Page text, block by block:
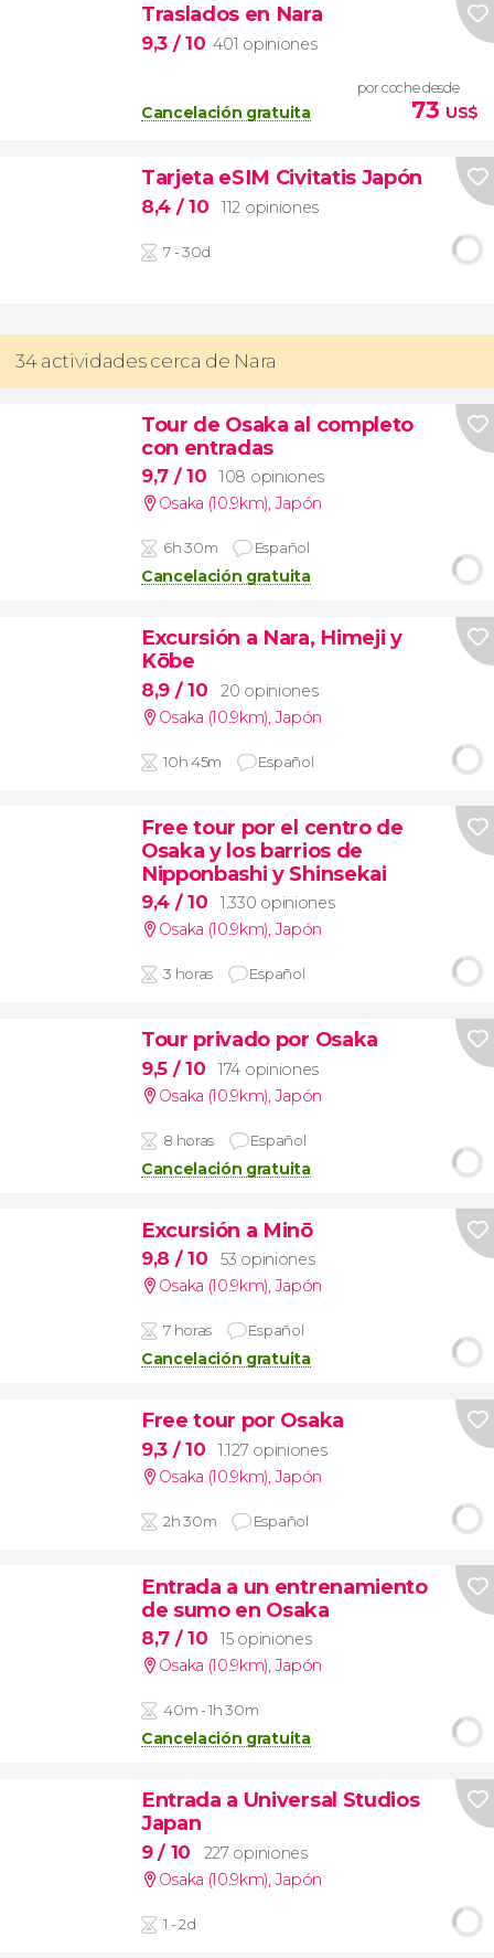
Traslados en Nara
9,3 / 10 401 opiniones
Cancelación gratuita
por coche desde
73 US$
Tarjeta eSIM Civitatis Japón
8,4 / 10 112 opiniones
7 - 30d
34 actividades cerca de Nara
Tour de Osaka al completo
con entradas
9,7 / 10
108 opiniones
Osaka (10.9km),Japón
6h 30m Español
Cancelación gratuita
Excursión a Nara, Himeji y
Kōbe
8,9 / 10
20 opiniones
Osaka (10.9km),Japón
10h 45m Español
Free tour por el centro de
Osaka y los barrios de
Nipponbashi y Shinsekai
9,4 / 10
1.330 opiniones
Osaka (10.9km),Japón
3 horas Español
Tour privado por Osaka
9,5 / 10
174 opiniones
Osaka (10.9km),Japón
8 horas Español
Cancelación gratuita
Excursión a Minō
9,8 / 10
53 opiniones
Osaka (10.9km),Japón
7 horas Español
Cancelación gratuita
Free tour por Osaka
9,3 / 10
1.127 opiniones
Osaka (10.9km),Japón
2h 30m Español
Entrada a un entrenamiento
de sumo en Osaka
8,7 / 10
15 opiniones
Osaka (10.9km),Japón
40m - 1h 30m
Cancelación gratuita
Entrada a Universal Studios
Japan
9/ 10
227 opiniones
Osaka (10.9km),Japón
1 - 2d